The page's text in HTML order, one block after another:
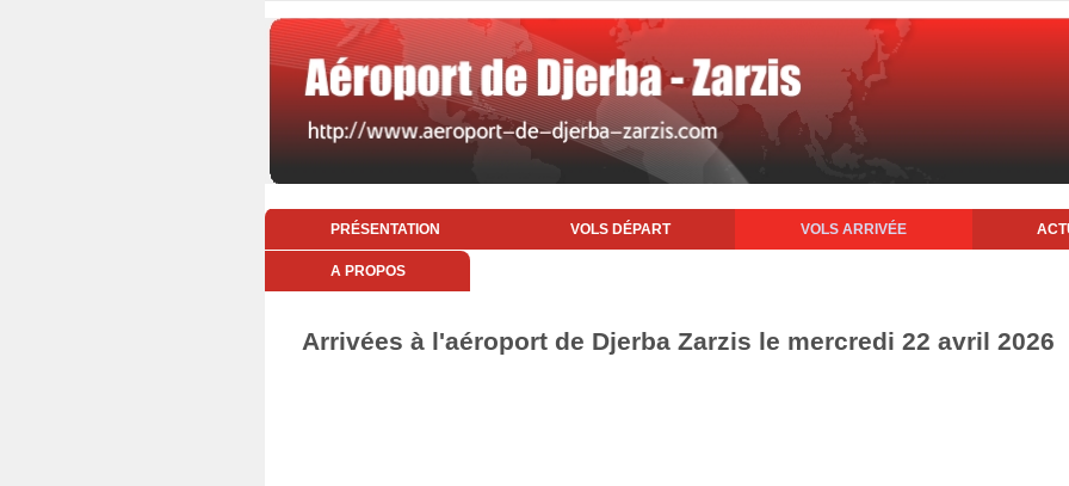
PRÉSENTATION VOLS DÉPART VOLS ARRIVÉE
A PROPOS
Arrivées à l'aéroport de Djerba Zarzis le mercredi 22 avril 2026